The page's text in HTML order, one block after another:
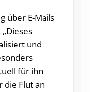
über E-Mails
und
für ihn
die Flut an